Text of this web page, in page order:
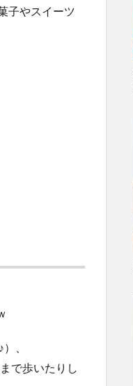
子やスイーツ
、
で歩いたりし